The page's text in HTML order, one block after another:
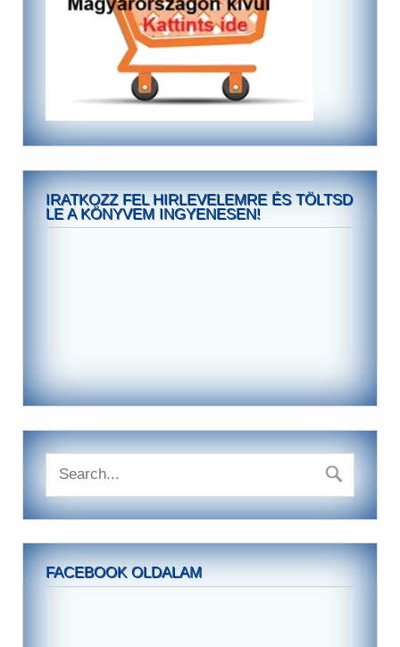
IRATKOZZ FEL HIRLEVELEMRE ÉS TÖLTSD
LE A KÖNYVEM INGYENESEN!
FACEBOOK OLDALAM